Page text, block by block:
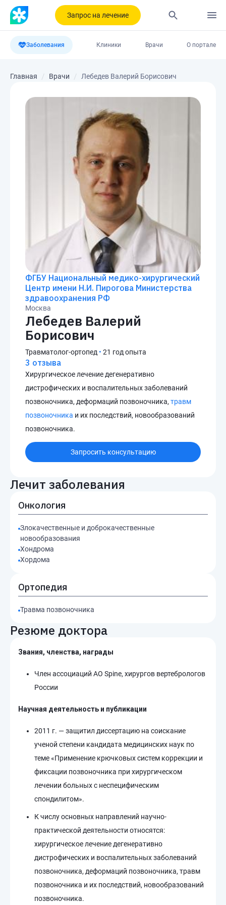
Запрос на лечение
Заболевания Клиники Врачи О портале
Главная Врачи Лебедев Валерий Борисович
ФГБУ Национальный медико-хирургический
Центр имени Н.И. Пирогова Министерства
здравоохранения РФ
Москва
Лебедев Валерий
Борисович
Травматолог-ортопед • 21 год опыта
3 отзыва
Хирургическое лечение дегенеративно
дистрофических и воспалительных заболеваний
позвоночника, деформаций позвоночника, травм
позвоночника и их последствий, новообразований
позвоночника.
Запросить консультацию
Лечит заболевания
Онкология
Злокачественные и доброкачественные
новообразования
Хондрома
Хордома
Ортопедия
Травма позвоночника
Резюме доктора
Звания, членства, награды
Член ассоциаций AO Spine, хирургов вертебрологов
России
Научная деятельность и публикации
2011 г. — защитил диссертацию на соискание
ученой степени кандидата медицинских наук по
теме «Применение крючковых систем коррекции и
фиксации позвоночника при хирургическом
лечении больных с неспецифическим
спондилитом».
К числу основных направлений научно-
практической деятельности относятся:
хирургическое лечение дегенеративно
дистрофических и воспалительных заболеваний
позвоночника, деформаций позвоночника, травм
позвоночника и их последствий, новообразований
позвоночника.